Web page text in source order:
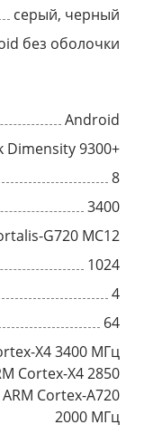
серый, черный
без оболочки
Android
Dimensity 9300+
8
3400
G720 MC12
1024
4
64
X4 3400 МГц
Cortex-X4 2850
Cortex-A720
2000 МГц